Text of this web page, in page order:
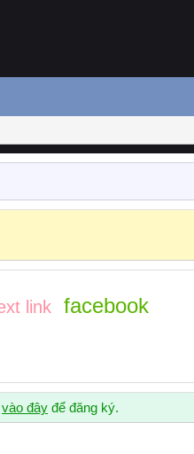
link facebook
vào đây để đăng ký.